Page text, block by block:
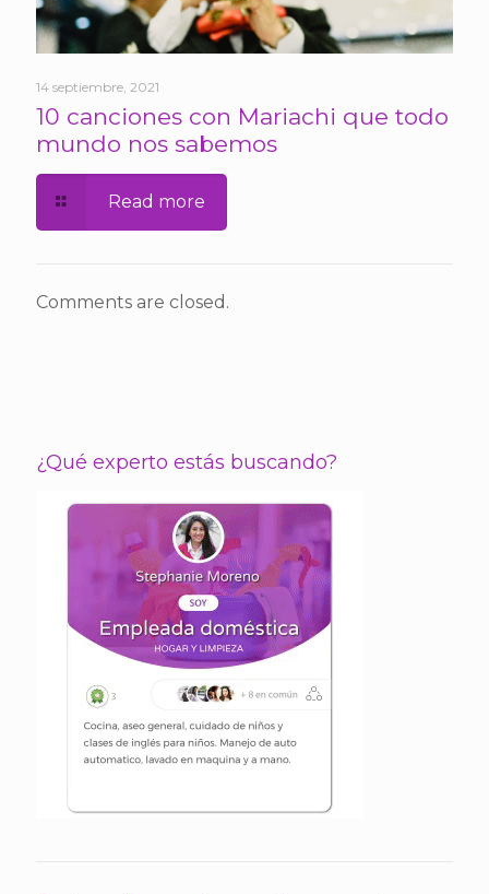
14 septiembre, 2021
10 canciones con Mariachi que todo
mundo nos sabemos
Read more
Comments are closed.
¿Qué experto estás buscando?